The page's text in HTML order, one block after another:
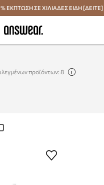
Εξοικονομήστε με το Answear Club
% ΕΚΠΤΩΣΗ ΣΕ ΧΙΛΙΑΔΕΣ ΕΙΔΗ [ΔΕΙΤΕ]
προϊόντων: 8